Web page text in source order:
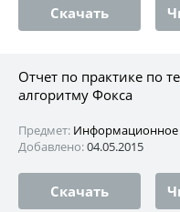
Скачать
Отчет по практике по
алгоритму Фокса
Предмет: Информационное
Добавлено:04.05.2015
Скачать